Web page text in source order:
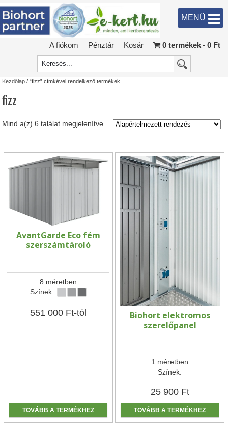
A fiókom Pénztár Kosár 0 termékek 0 Ft
MENÜ
Kezdőlap / “fizz” címkével rendelkező termékek
fizz
Mind a(z) 6 találat megjelenítve
AvantGarde Eco fém
szerszámtároló
8 méretben
Színek:
551 000 Ft-tól
TOVÁBB A TERMÉKHEZ
Biohort elektromos
szerelőpanel
1 méretben
Színek:
25 900 Ft
TOVÁBB A TERMÉKHEZ